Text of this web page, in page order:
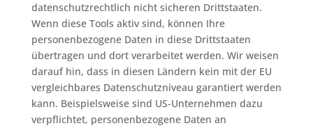
datenschutzrechtlich nicht sicheren Drittstaaten.
Wenn diese Tools aktiv sind, können Ihre
personenbezogene Daten in diese Drittstaaten
übertragen und dort verarbeitet werden. Wir weisen
darauf hin, dass in diesen Ländern kein mit der EU
vergleichbares Datenschutzniveau garantiert werden
kann. Beispielsweise sind US-Unternehmen dazu
verpflichtet, personenbezogene Daten an